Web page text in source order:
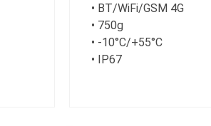
• BT/WiFi/GSM 4G
• 750g
• -10°C/+55°C
• IP67